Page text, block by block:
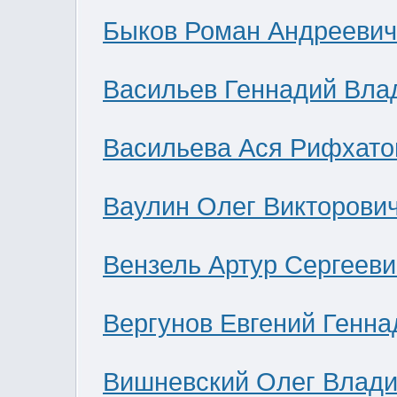
Быков Роман Андреевич
Васильев Геннадий
Васильева Ася
Ваулин Олег
Вензель Артур
Вергунов Евгений
Вишневский Олег